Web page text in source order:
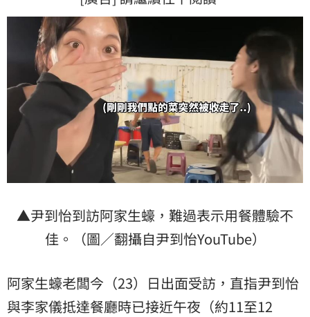
▲尹到怡到訪阿家生蠔，難過表示用餐體驗不
佳。（圖／翻攝自尹到怡YouTube）
阿家生蠔老闆今（23）日出面受訪，直指尹到怡
與李家儀抵達餐廳時已接近午夜（約11至12